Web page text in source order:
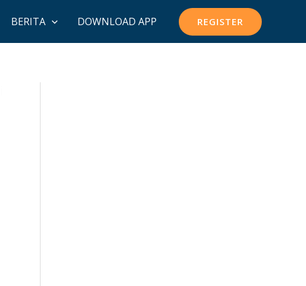
BERITA DOWNLOAD APP REGISTER